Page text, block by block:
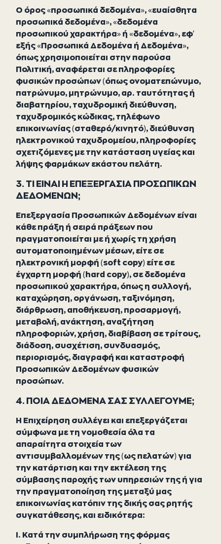
Ο όρος «προσωπικά δεδομένα», «ευαίσθητα
προσωπικά δεδομένα», «δεδομένα
προσωπικού χαρακτήρα» ή «δεδομένα», εφ’
εξής «Προσωπικά Δεδομένα ή Δεδομένα»,
όπως χρησιμοποιείται στην παρούσα
Πολιτική, αναφέρεται σε πληροφορίες
φυσικών προσώπων (όπως ονοματεπώνυμο,
πατρώνυμο, μητρώνυμο, αρ. ταυτότητας ή
διαβατηρίου, ταχυδρομική διεύθυνση,
ταχυδρομικός κώδικας, τηλέφωνο
επικοινωνίας (σταθερό/κινητό), διεύθυνση
ηλεκτρονικού ταχυδρομείου, πληροφορίες
σχετιζόμενες με την κατάσταση υγείας και
λήψης φαρμάκων εκάστου πελάτη.
3. ΤΙ ΕΙΝΑΙ Η ΕΠΕΞΕΡΓΑΣΙΑ ΠΡΟΣΩΠΙΚΩΝ
ΔΕΔΟΜΕΝΩΝ;
Επεξεργασία Προσωπικών Δεδομένων είναι
κάθε πράξη ή σειρά πράξεων που
πραγματοποιείται με ή χωρίς τη χρήση
αυτοματοποιημένων μέσων, είτε σε
ηλεκτρονική μορφή (soft copy) είτε σε
έγχαρτη μορφή (hard copy), σε δεδομένα
προσωπικού χαρακτήρα, όπως η συλλογή,
καταχώρηση, οργάνωση, ταξινόμηση,
διάρθρωση, αποθήκευση, προσαρμογή,
μεταβολή, ανάκτηση, αναζήτηση
πληροφοριών, χρήση, διαβίβαση σε τρίτους,
διάδοση, συσχέτιση, συνδυασμός,
περιορισμός, διαγραφή και καταστροφή
Προσωπικών Δεδομένων φυσικών
προσώπων.
4. ΠΟΙΑ ΔΕΔΟΜΕΝΑ ΣΑΣ ΣΥΛΛΕΓΟΥΜΕ;
Η Επιχείρηση συλλέγει και επεξεργάζεται
σύμφωνα με τη νομοθεσία όλα τα
απαραίτητα στοιχεία των
αντισυμβαλλομένων της (ως πελατών) για
την κατάρτιση και την εκτέλεση της
σύμβασης παροχής των υπηρεσιών της ή για
την πραγματοποίηση της μεταξύ μας
επικοινωνίας κατόπιν της δικής σας ρητής
συγκατάθεσης, και ειδικότερα:
Ι. Κατά την συμπλήρωση της φόρμας